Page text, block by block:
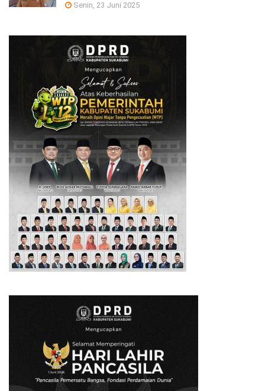
Senin, 23 Juni 2025